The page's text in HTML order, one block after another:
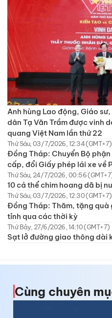
Anh hùng Lao động, Giáo
dân Tạ Văn Trầm được vinh
quang Việt Nam lần thứ 22
Thứ Sáu, 03/7/2026, 12:34 (GMT+7)
Đồng Tháp: Chuyển Bộ
cấp, đổi Giấy phép lái xe về
Thứ Sáu, 24/7/2026, 00:56
10 cá thể chim hoang dã bị
Thứ Sáu, 03/7/2026, 12:30 (GMT+7)
Đồng Tháp: Thăm, tặng quà
tỉnh qua các thời kỳ
Thứ Bảy, 27/6/2026, 14:10 (GMT+7)
Sạt lở đường giao thông dài
Cùng chuyên